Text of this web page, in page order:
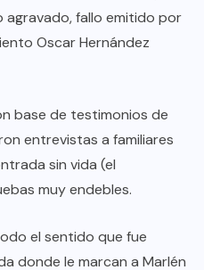
fallo emitido por
Oscar Hernández
base de testimonios de
entrevistas a familiares
sin vida (el
muy endebles.
el sentido que fue
donde le marcan a Marlén